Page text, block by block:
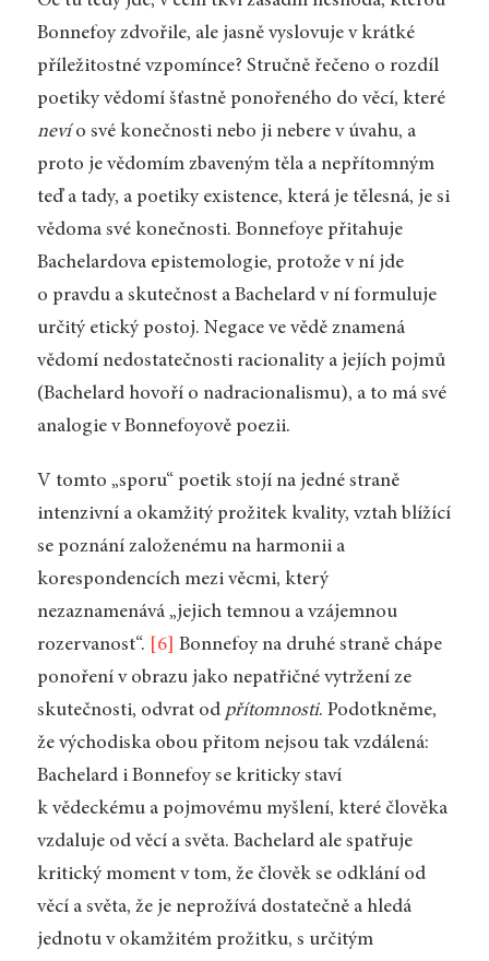
Bonnefoy zdvořile, ale jasně vyslovuje v krátké
příležitostné vzpomínce? Stručně řečeno o rozdíl
poetiky vědomí šťastně ponořeného do věcí, které
nevío své konečnosti nebo ji nebere v úvahu, a
proto je vědomím zbaveným těla a nepřítomným
teď a tady, a poetiky existence, která je tělesná, je si
vědoma své konečnosti. Bonnefoye přitahuje
Bachelardova epistemologie, protože v ní jde
o pravdu a skutečnost a Bachelard v ní formuluje
určitý etický postoj. Negace ve vědě znamená
vědomí nedostatečnosti racionality a jejích pojmů
(Bachelard hovoří o nadracionalismu), a to má své
analogie v Bonnefoyově poezii.
V tomto „sporu“ poetik stojí na jedné straně
intenzivní a okamžitý prožitek kvality, vztah blížící
se poznání založenému na harmonii a
korespondencích mezi věcmi, který
nezaznamenává „jejich temnou a vzájemnou
rozervanost“.
[6]
Bonnefoy na druhé straně chápe
ponoření v obrazu jako nepatřičné vytržení ze
skutečnosti, odvrat od přítomnosti. Podotkněme,
že východiska obou přitom nejsou tak vzdálená:
Bachelard i Bonnefoy se kriticky staví
k vědeckému a pojmovému myšlení, které člověka
vzdaluje od věcí a světa. Bachelard ale spatřuje
kritický moment v tom, že člověk se odklání od
věcí a světa, že je neprožívá dostatečně a hledá
jednotu v okamžitém prožitku, s určitým